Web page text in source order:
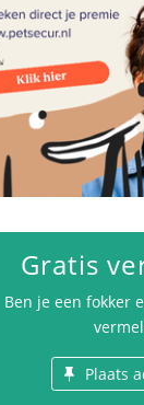
Gratis
Ben je een fokker
Plaats